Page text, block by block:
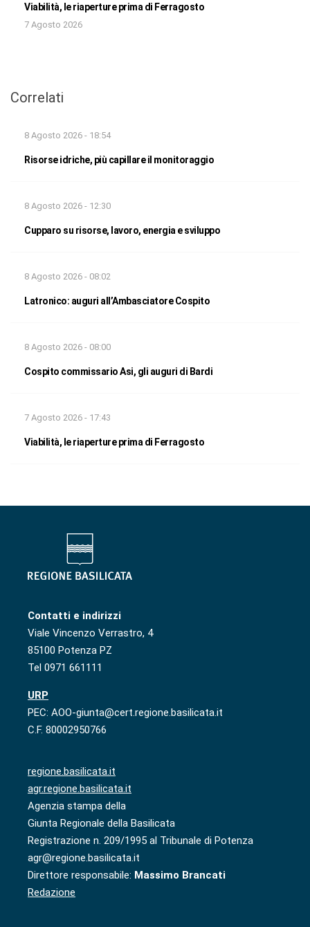
Viabilità, le riaperture prima di Ferragosto
7 Agosto 2026
Correlati
8 Agosto 2026 - 18:54
Risorse idriche, più capillare il monitoraggio
8 Agosto 2026 - 12:30
Cupparo su risorse, lavoro, energia e sviluppo
8 Agosto 2026 - 08:02
Latronico: auguri all’Ambasciatore Cospito
8 Agosto 2026 - 08:00
Cospito commissario Asi, gli auguri di Bardi
7 Agosto 2026 - 17:43
Viabilità, le riaperture prima di Ferragosto
Contatti e indirizzi
Viale Vincenzo Verrastro, 4
85100 Potenza PZ
Tel 0971 661111
URP
PEC: AOO-giunta@cert.regione.basilicata.it
C.F. 80002950766
regione.basilicata.it
agr.regione.basilicata.it
Agenzia stampa della
Giunta Regionale della Basilicata
Registrazione n. 209/1995 al Tribunale di Potenza
agr@regione.basilicata.it
Direttore responsabile: Massimo Brancati
Redazione